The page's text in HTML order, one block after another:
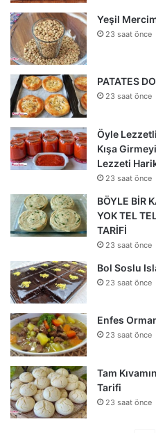
Yeşil
23 saat önce
PATATES
23 saat önce
Öyle
Kışa
Lezzeti
23 saat önce
BÖYLE BİR
YOK TEL
TARİFİ
23 saat önce
Bol Soslu
23 saat önce
Enfes
23 saat önce
Tam
Tarifi
23 saat önce